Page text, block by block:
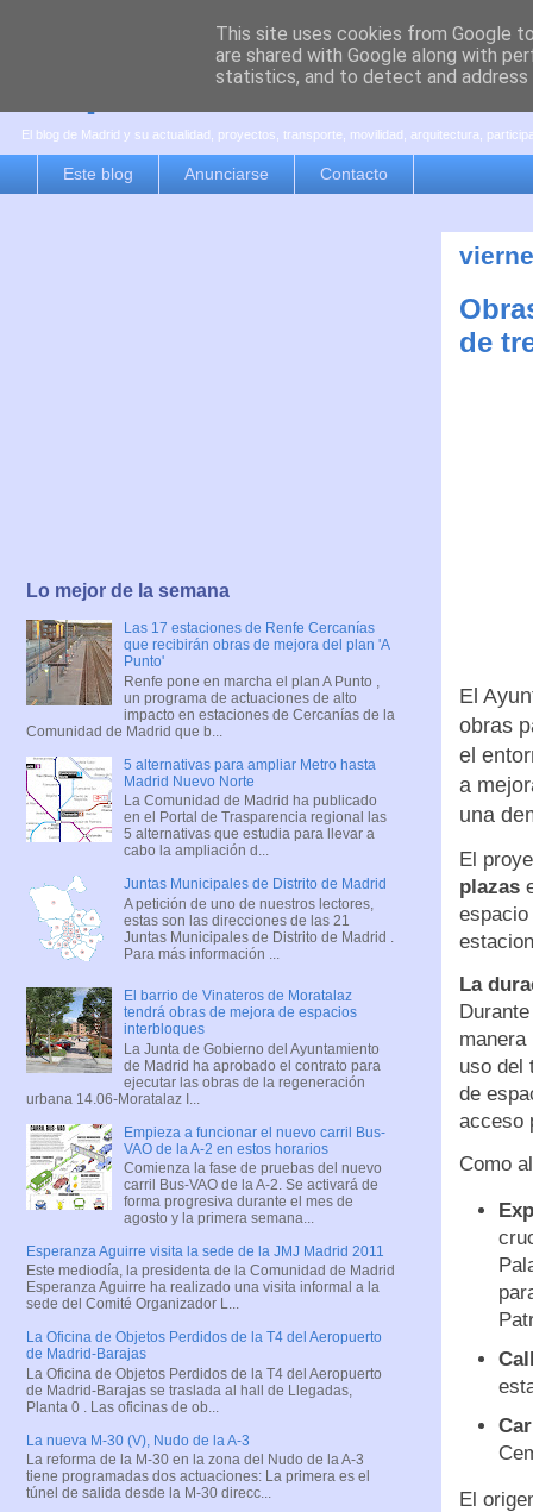
es por madrid
El blog de Madrid y su actualidad, proyectos, transporte, movilidad, arquitectura,
Este blog Anunciarse Contacto
de
El
obras
el
a
una
El
plazas
La
uso del
de
acceso
Como
El
Lo mejor de la semana
Las 17 estaciones de Renfe Cercanías
que recibirán obras de mejora del plan 'A
Punto'
Renfe pone en marcha el plan A Punto ,
un programa de actuaciones de alto
impacto en estaciones de Cercanías de la
Comunidad de Madrid que b...
5 alternativas para ampliar Metro hasta
Madrid Nuevo Norte
La Comunidad de Madrid ha publicado
en el Portal de Trasparencia regional las
5 alternativas que estudia para llevar a
cabo la ampliación d...
Juntas Municipales de Distrito de Madrid
A petición de uno de nuestros lectores,
estas son las direcciones de las 21
Juntas Municipales de Distrito de Madrid .
Para más información ...
El barrio de Vinateros de Moratalaz
tendrá obras de mejora de espacios
interbloques
La Junta de Gobierno del Ayuntamiento
de Madrid ha aprobado el contrato para
ejecutar las obras de la regeneración
urbana 14.06-Moratalaz I...
Empieza a funcionar el nuevo carril Bus-
VAO de la A-2 en estos horarios
Comienza la fase de pruebas del nuevo
carril Bus-VAO de la A-2. Se activará de
forma progresiva durante el mes de
agosto y la primera semana...
Esperanza Aguirre visita la sede de la JMJ Madrid 2011
Este mediodía, la presidenta de la Comunidad de Madrid
Esperanza Aguirre ha realizado una visita informal a la
sede del Comité Organizador L...
La Oficina de Objetos Perdidos de la T4 del Aeropuerto
de Madrid-Barajas
La Oficina de Objetos Perdidos de la T4 del Aeropuerto
de Madrid-Barajas se traslada al hall de Llegadas,
Planta 0 . Las oficinas de ob...
La nueva M-30 (V), Nudo de la A-3
La reforma de la M-30 en la zona del Nudo de la A-3
tiene programadas dos actuaciones: La primera es el
túnel de salida desde la M-30 direcc...
This site uses cookies from Google
are shared with Google along with
statistics, and to detect and address